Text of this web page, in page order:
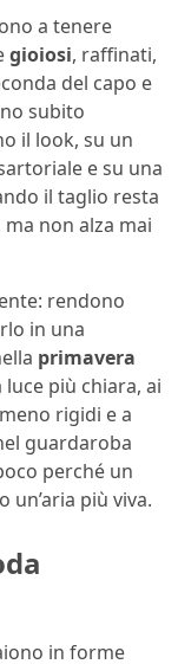
a tenere
gioiosi, raffinati,
del capo e
subito
il look, su un
e su una
il taglio resta
non alza mai
rendono
in una
primavera
più chiara, ai
rigidi e a
guardaroba
perché un
più viva.
in forme